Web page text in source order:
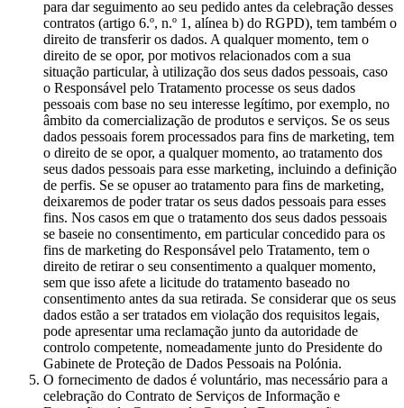
para dar seguimento ao seu pedido antes da celebração desses
contratos (artigo 6.º, n.º 1, alínea b) do RGPD), tem também o
direito de transferir os dados. A qualquer momento, tem o
direito de se opor, por motivos relacionados com a sua
situação particular, à utilização dos seus dados pessoais, caso
o Responsável pelo Tratamento processe os seus dados
pessoais com base no seu interesse legítimo, por exemplo, no
âmbito da comercialização de produtos e serviços. Se os seus
dados pessoais forem processados para fins de marketing, tem
o direito de se opor, a qualquer momento, ao tratamento dos
seus dados pessoais para esse marketing, incluindo a definição
de perfis. Se se opuser ao tratamento para fins de marketing,
deixaremos de poder tratar os seus dados pessoais para esses
fins. Nos casos em que o tratamento dos seus dados pessoais
se baseie no consentimento, em particular concedido para os
fins de marketing do Responsável pelo Tratamento, tem o
direito de retirar o seu consentimento a qualquer momento,
sem que isso afete a licitude do tratamento baseado no
consentimento antes da sua retirada. Se considerar que os seus
dados estão a ser tratados em violação dos requisitos legais,
pode apresentar uma reclamação junto da autoridade de
controlo competente, nomeadamente junto do Presidente do
Gabinete de Proteção de Dados Pessoais na Polónia.
O fornecimento de dados é voluntário, mas necessário para a
celebração do Contrato de Serviços de Informação e